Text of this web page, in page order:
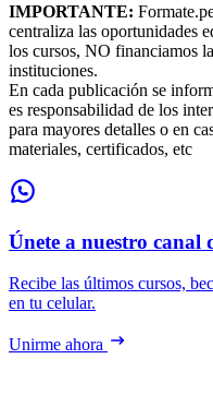
IMPORTANTE:
centraliza las oportunidades
los cursos, NO financiamos
instituciones.
En cada publicación se
es responsabilidad de los
para mayores detalles o en
materiales, certificados, etc
Únete a nuestro canal
Recibe las últimos cursos,
en tu celular.
Unirme ahora